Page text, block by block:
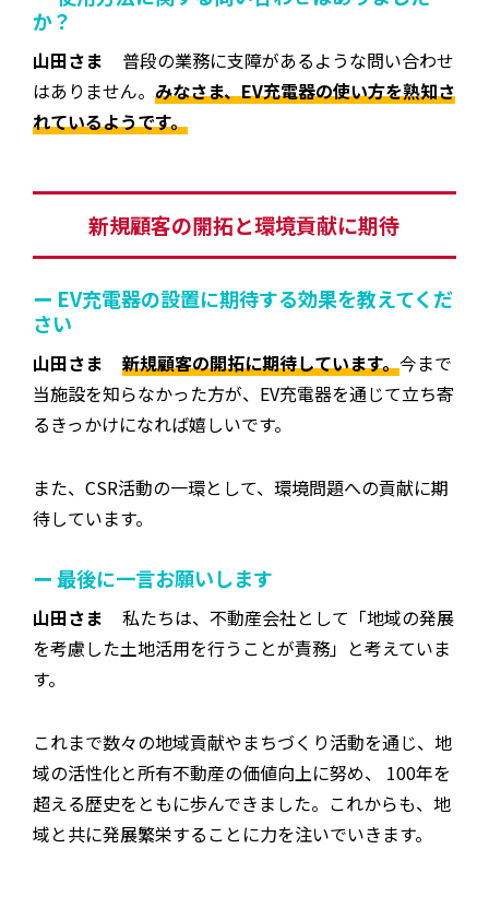
か？
山田さま
普段の業務に支障があるような問い合わせ
はありません。 みなさま、EV充電器の使い方を熟知さ
れているようです。
新規顧客の開拓と環境貢献に期待
ー EV充電器の設置に期待する効果を教えてくだ
さい
山田さま 新規顧客の開拓に期待しています。今まで
当施設を知らなかった方が、EV充電器を通じて立ち寄
るきっかけになれば嬉しいです。
また、CSR活動の一環として、環境問題への貢献に期
待しています。
ー 最後に一言お願いします
山田さま
私たちは、不動産会社として「地域の発展
を考慮した土地活用を行うことが責務」と考えていま
す。
これまで数々の地域貢献やまちづくり活動を通じ、地
域の活性化と所有不動産の価値向上に努め、 100年を
超える歴史をともに歩んできました。これからも、地
域と共に発展繁栄することに力を注いでいきます。